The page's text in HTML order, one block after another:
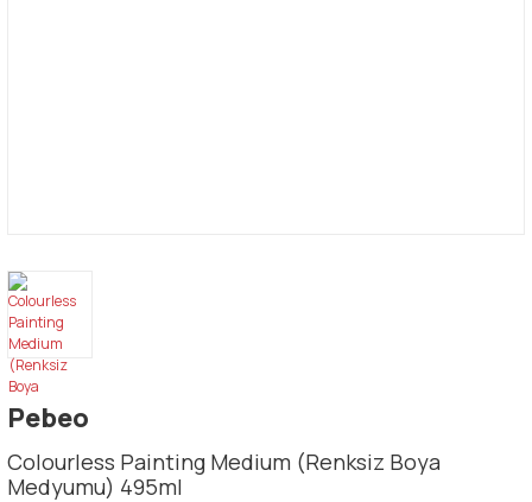
Pebeo
Colourless Painting Medium (Renksiz Boya
Medyumu) 495ml